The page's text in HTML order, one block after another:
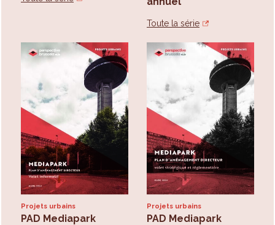
Toute la série
Projets urbains
PAD Mediapark
Projets urbains
PAD Mediapark